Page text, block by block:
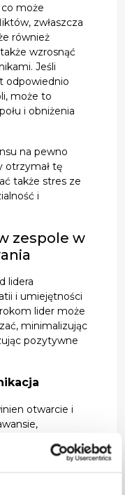
może
zwłaszcza
również
wzrosnąć
Jeśli
odpowiednio
może to
i obniżenia
na pewno
otrzymał tę
także stres ze
i
zespole w
lidera
i umiejętności
lider może
minimalizując
pozytywne
otwarcie i
aby uznać